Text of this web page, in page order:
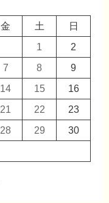
金 土
日
1
2
7 8
9
14 15
16
21 22
23
28 29
30